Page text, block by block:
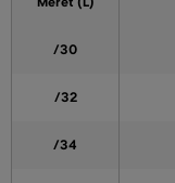
/30
/32
/34